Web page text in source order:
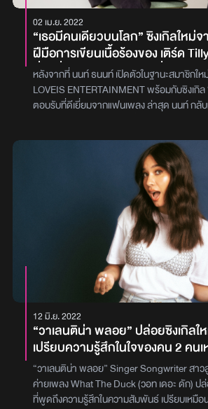
ห่วงใยในฐานะคนที่เป็นตัวสำรองตามไปฟังและ
‘คอลเซนเตอร์ (At your service)’ ได้แล้ววันนี้บ
PONCHET และทุกบริการ Music
02 เม.ย. 2022
“เธอมีคนเดียวบนโลก” ซิงเกิลให
ฝีมือการเขียนเนื้อร้องของ เติร์ด
ที่รักที่สุด และไม่มีใครแทนที่ได้
หลังจากที่ นนท์ ธนนท์ เปิดตัวในฐานะสมาชิกใ
LOVEIS ENTERTAINMENT พร้อมกับซิงเกิล
ตอบรับที่ดีเยี่ยมจากแฟนเพลง ล่าสุด นนท์ ก
คนเดียวบนโลก” สำหรับ “เธอมีคนเดียวบนโลก
ONE) ซิงเกิลที่ 2 กับค่าย LOVEiS ความพิเศษคื
ตีความได้ 2 ความหมาย จะเป็นเพลงรักก็ได้ หรือ
โดยเนื้อหาพูดถึงคนรักที่เรารักมากที่สุด จนใคร
แทนที่เขาได้อีกแล้ว แต่เมื่อวันที่เราไม่มีเขาอยู่แล้
ถูกเปลี่ยนเป็นความเศร้า โดยเพลงนี้ถูกดีไซน์ดน
พร้อมกับกลิ่นอาย RB ที่มีส่วนผสมของ
ได้ชวนศิลปินชื่อดังอย่าง เติร์ด นักร้องนำแห่งวง
ร้องเพื่อสื่อสารอารมณ์รักและเศร้า ซึ่งได้แรงบัน
เหตุการณ์จริงในชีวิต เมื่อครั้งที่ เติร์ด ต้องสูญ
ปรับมูดเพื่อให้เข้ากับทุกความสัมพันธ์ เพราะไม่ว่
ก็มักจะมีคนที่ไม่มีใครมาแทนที่ได้เสมอ นอกจา
โปรดิวเซอร์มากฝีมือที่เคยฝากผลงานมาแล้วมา
ด้วย และด้วยความรักใน Vintage Sound ของ
ของ Sound จากเมฆ จึงหลอมรวมกันเป็น RB
สีสันให้กับนนท์เป็นอย่างมาก แฟนๆ สามารถติ
เพลง “เธอมีคนเดียวบนโลก” (AIN’T NO
จาก นนท์ ธนนท์ ได้แล้ววันนี้บน YouTube :
12 มิ.ย. 2022
“วาเลนติน่า พลอย” ปล่อยซิงเกิลใ
เปรียบความรู้สึกในใจของคน 2 คน
เบอร์ลิน
“วาเลนติน่า พลอย” Singer Songwriter สาวลูกครึ่งอินเตอร์ สังกัด
ค่ายเพลง What The Duck (วอท เดอะ ดัก) ป
ที่พูดถึงความรู้สึกในความสัมพันธ์ เปรียบเหมื